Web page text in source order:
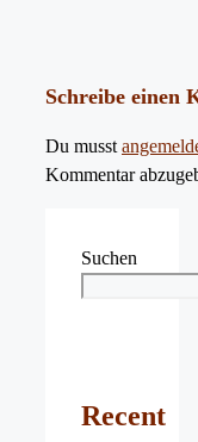
Schreibe einen
Du musst
Kommentar
Suchen
Recent